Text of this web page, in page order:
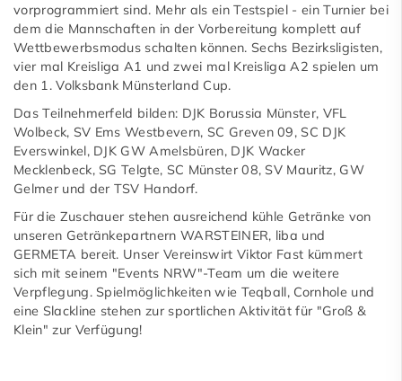
vorprogrammiert sind. Mehr als ein Testspiel - ein Turnier bei
dem die Mannschaften in der Vorbereitung komplett auf
Wettbewerbsmodus schalten können. Sechs Bezirksligisten,
vier mal Kreisliga A1 und zwei mal Kreisliga A2 spielen um
den 1. Volksbank Münsterland Cup.
Das Teilnehmerfeld bilden: DJK Borussia Münster, VFL
Wolbeck, SV Ems Westbevern, SC Greven 09, SC DJK
Everswinkel, DJK GW Amelsbüren, DJK Wacker
Mecklenbeck, SG Telgte, SC Münster 08, SV Mauritz, GW
Gelmer und der TSV Handorf.
Für die Zuschauer stehen ausreichend kühle Getränke von
unseren Getränkepartnern WARSTEINER, liba und
GERMETA bereit. Unser Vereinswirt Viktor Fast kümmert
sich mit seinem "Events NRW"-Team um die weitere
Verpflegung. Spielmöglichkeiten wie Teqball, Cornhole und
eine Slackline stehen zur sportlichen Aktivität für "Groß &
Klein" zur Verfügung!
Unser Service